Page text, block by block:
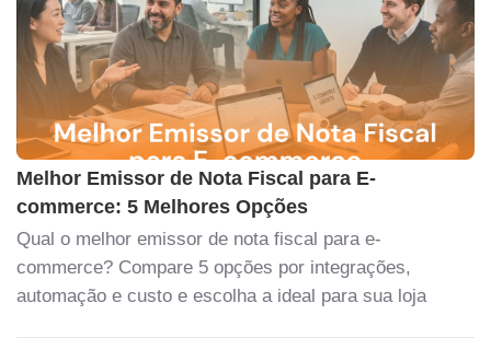
Melhor Emissor de Nota Fiscal para E-
commerce: 5 Melhores Opções
Qual o melhor emissor de nota fiscal para e-
commerce? Compare 5 opções por integrações,
automação e custo e escolha a ideal para sua loja